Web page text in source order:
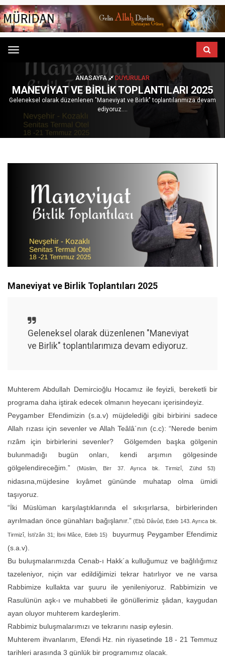
Menu
ANASAYFA DUYURULAR
MANEVIYAT VE BIRLIK TOPLANTILARI 2025
Geleneksel olarak düzenlenen "Maneviyat ve Birlik" toplantılarımıza devam
ediyoruz....
Maneviyat ve Birlik Toplantıları 2025
Geleneksel olarak düzenlenen "Maneviyat
ve Birlik" toplantılarımıza devam ediyoruz.
Muhterem Abdullah Demircioğlu Hocamız ile feyizli, bereketli bir
programa daha iştirak edecek olmanın heyecanı içerisindeyiz.
Peygamber Efendimizin (s.a.v) müjdelediği gibi birbirini sadece
Allah rızası için sevenler ve Allah Teâlâ´nın (c.c): “Nerede benim
rızâm için birbirlerini sevenler? Gölgemden başka gölgenin
bulunmadığı bugün onları, kendi arşımın gölgesinde
gölgelendireceğim.”
(Müslim, Birr 37. Ayrıca bk. Tirmizî, Zühd 53)
nidasına,müjdesine kıyâmet gününde muhatap olma ümidi
taşıyoruz.
“İki Müslüman karşılaştıklarında el sıkışırlarsa, birbirlerinden
ayrılmadan önce günahları bağışlanır.” (Ebû Dâvûd, Edeb 143. Ayrıca bk.
Tirmizî, İsti’zân 31; İbni Mâce, Edeb 15)
buyurmuş Peygamber Efendimiz
(s.a.v).
Bu buluşmalarımızda Cenab-ı Hakk´a kulluğumuz ve bağlılığımız
tazeleniyor, niçin var edildiğimizi tekrar hatırlıyor ve ne varsa
Rabbimize kullakta var şuuru ile yenileniyoruz. Rabbimizin ve
Rasulünün aşk-ı ve muhabbeti ile gönüllerimiz şâdan, kaygudan
ayan oluyor muhterem kardeşlerim.
Rabbimiz buluşmalarımızı ve tekrarını nasip eylesin.
Muhterem ihvanlarım, Efendi Hz. nin riyasetinde 18 - 21 Temmuz
tarihleri arasında 3 günlük bir programımız olacak.